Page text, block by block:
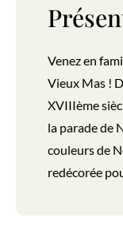
Venez en
Vieux Mas !
XVIIIème
la parade de
couleurs de
redécorée